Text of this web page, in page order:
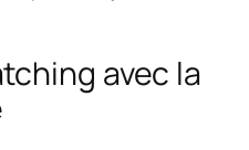
avec la